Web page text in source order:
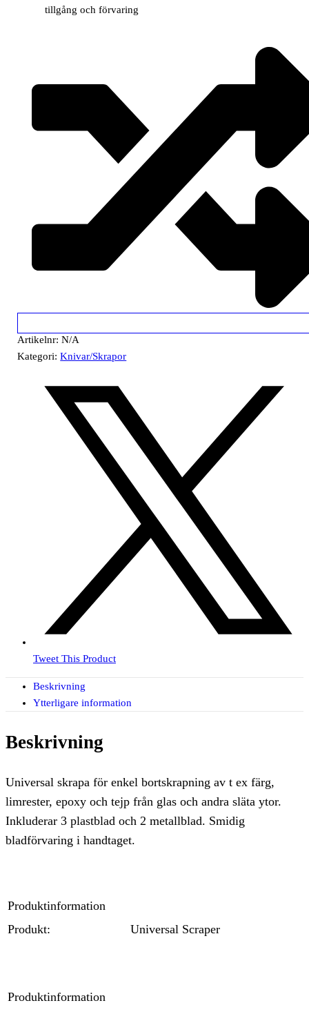
tillgång och förvaring
Artikelnr:N/A
Kategori:Knivar/Skrapor
Tweet This Product
Beskrivning
Ytterligare information
Beskrivning
Universal skrapa för enkel bortskrapning av t ex färg,
limrester, epoxy och tejp från glas och andra släta ytor.
Inkluderar 3 plastblad och 2 metallblad. Smidig
bladförvaring i handtaget.
Produktinformation
Produkt:
Universal Scraper
Produktinformation